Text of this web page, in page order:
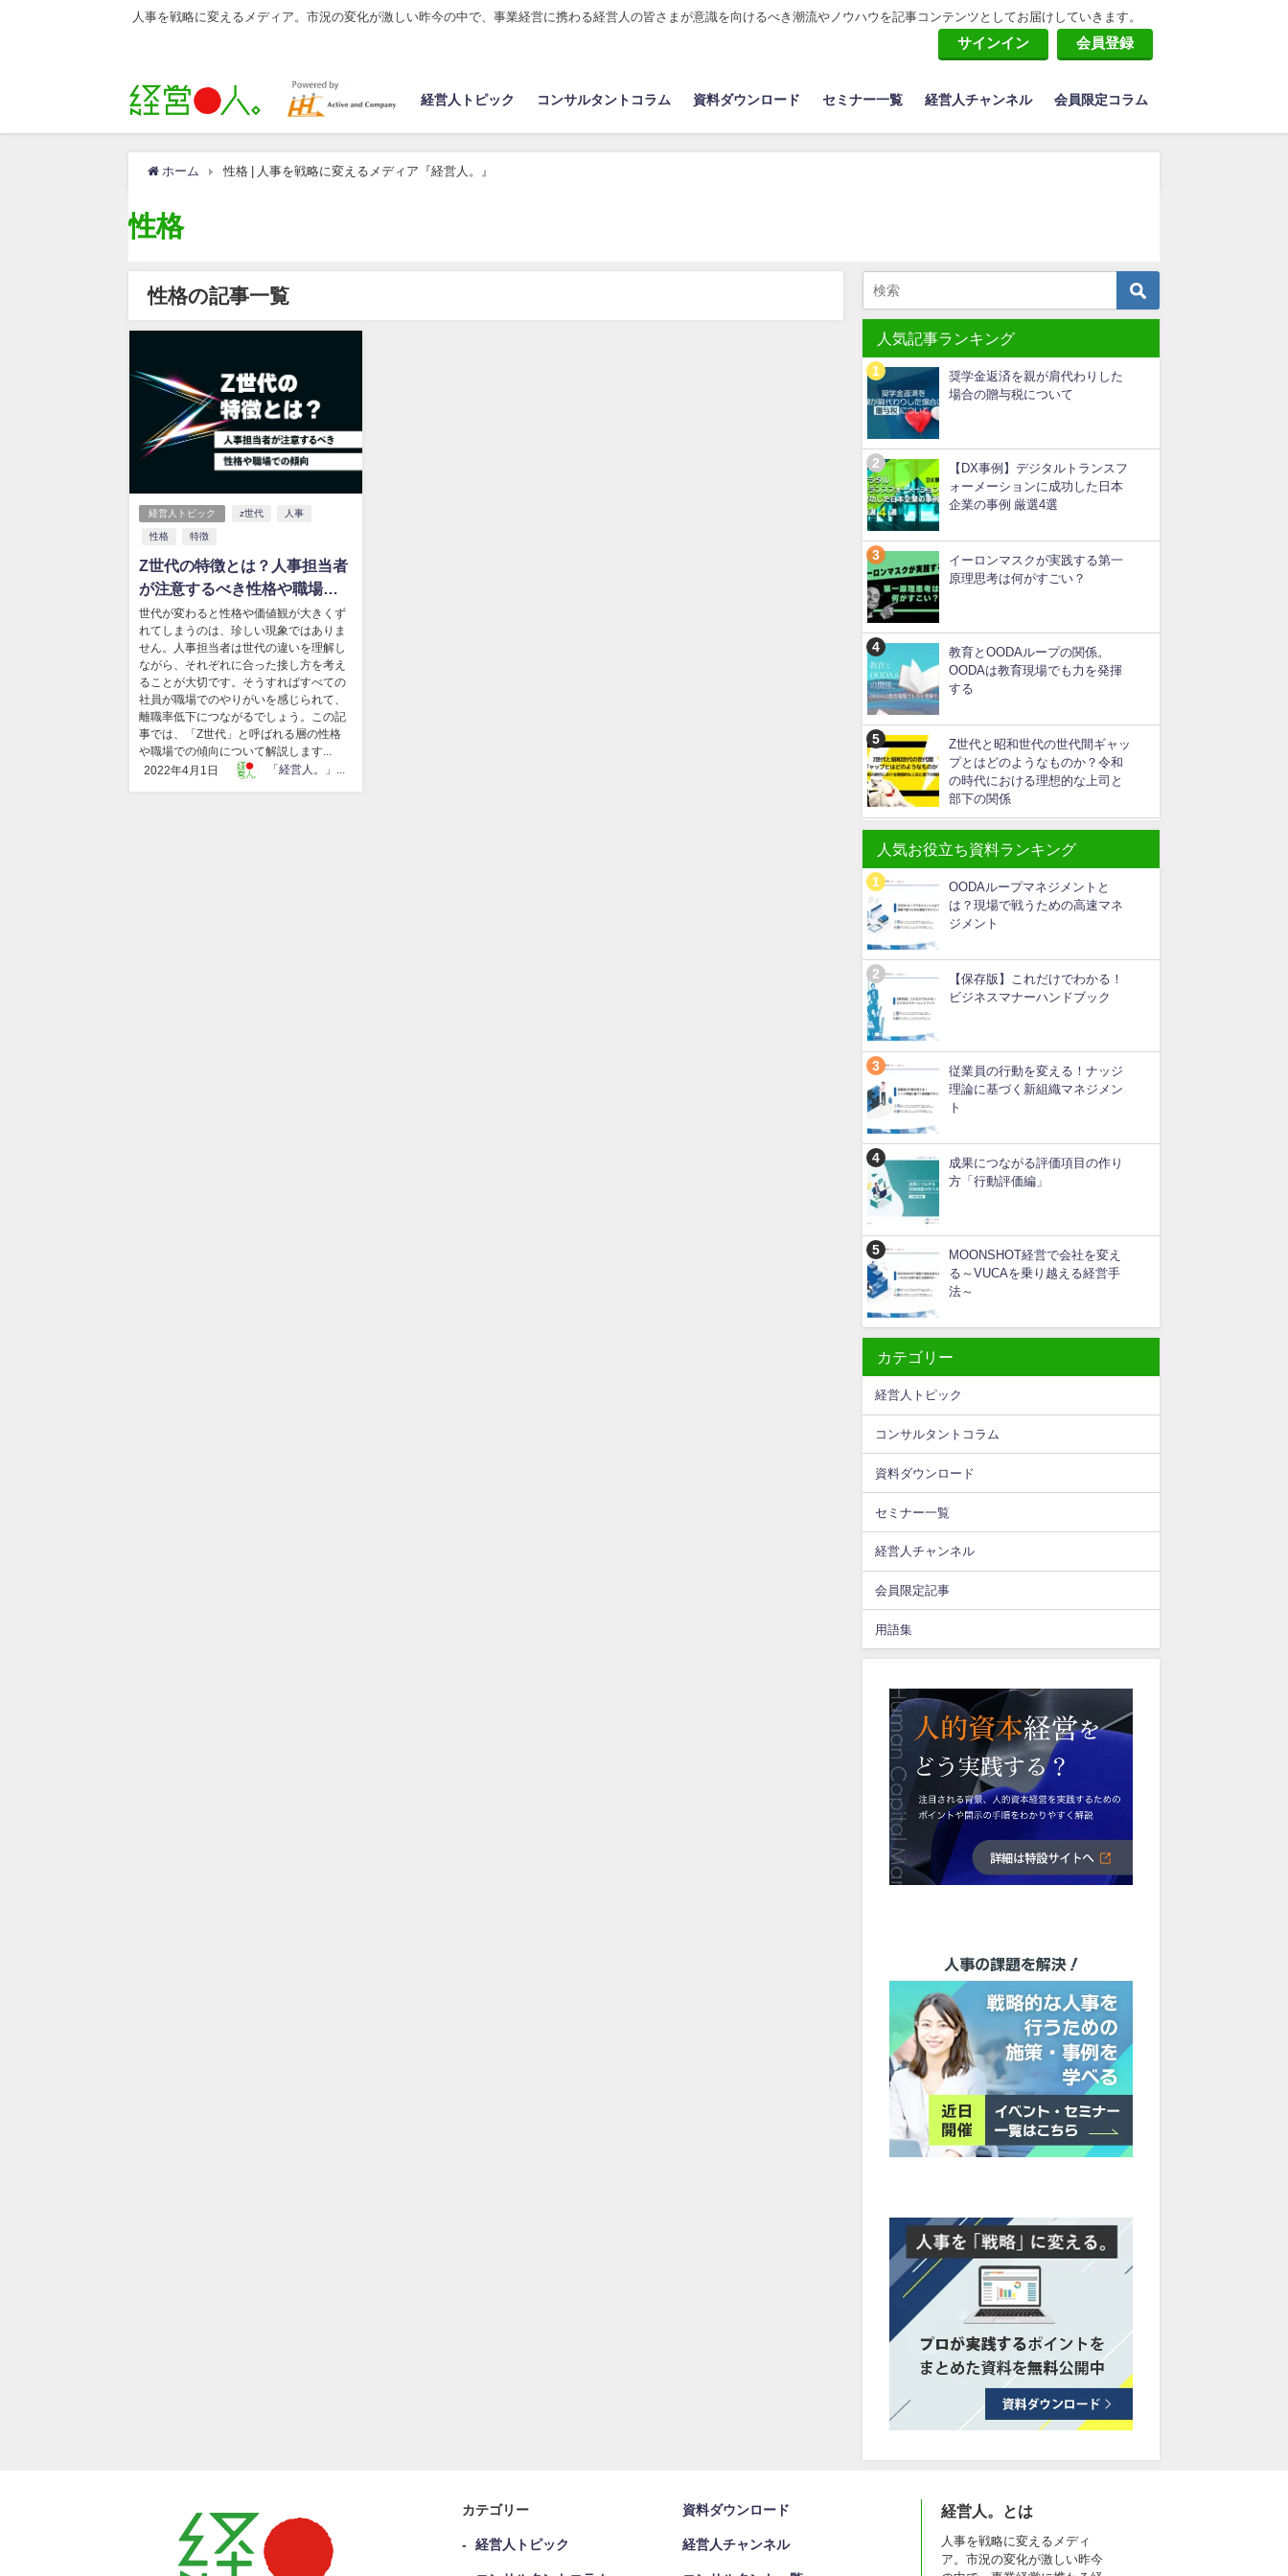
人事を戦略に変えるメディア。市況の変化が激しい昨今の中で、事業経営に携わる経営人の皆さまが意識を向けるべき潮流やノウハウを記事コンテンツとしてお届けしていきます。
サインイン 会員登録
経営人トピック コンサルタントコラム 資料ダウンロード セミナー一覧 経営人チャンネル 会員限定コラム
ホーム 性格 | 人事を戦略に変えるメディア『経営人。』
性格
性格の記事一覧
経営人トピック z世代 人事
性格 特徴
Z世代の特徴とは？人事担当者
が注意するべき性格や職場で
の傾向
世代が変わると性格や価値観が大きくず
れてしまうのは、珍しい現象ではありま
せん。人事担当者は世代の違いを理解し
ながら、それぞれに合った接し方を考え
ることが大切です。そうすればすべての
社員が職場でのやりがいを感じられて、
離職率低下につながるでしょう。この記
事では、「Z世代」と呼ばれる層の性格
や職場での傾向について解説します...
2022年4月1日
人気記事ランキング
奨学金返済を親が肩代わりした
場合の贈与税について
【DX事例】デジタルトランスフ
ォーメーションに成功した日本
企業の事例 厳選4選
イーロンマスクが実践する第一
原理思考は何がすごい？
教育とOODAループの関係。
OODAは教育現場でも力を発揮
する
Z世代と昭和世代の世代間ギャッ
プとはどのようなものか？令和
の時代における理想的な上司と
部下の関係
人気お役立ち資料ランキング
OODAループマネジメントと
は？現場で戦うための高速マネ
ジメント
【保存版】これだけでわかる！
ビジネスマナーハンドブック
従業員の行動を変える！ナッジ
理論に基づく新組織マネジメン
ト
成果につながる評価項目の作り
方「行動評価編」
MOONSHOT経営で会社を変え
る～VUCAを乗り越える経営手
法～
カテゴリー
経営人トピック
コンサルタントコラム
資料ダウンロード
セミナー一覧
経営人チャンネル
会員限定記事
用語集
カテゴリー
経営人トピック
資料ダウンロード
経営人チャンネル
経営人。とは
人事を戦略に変えるメディ
ア。市況の変化が激しい昨今